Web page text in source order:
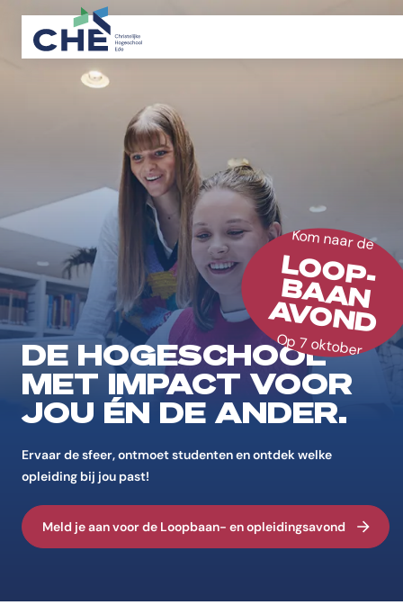
DE HOGESCHOOL
MET IMPACT VOOR
JOU ÉN DE ANDER.
Ervaar de sfeer, ontmoet studenten en ontdek welke
opleiding bij jou past!
Meld je aan voor de Loopbaan- en opleidingsavond
Kom naar de
LOOP-
BAAN
AVOND
Op 7 oktober